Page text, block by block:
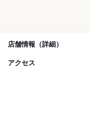
店舗情報（詳細）
アクセス